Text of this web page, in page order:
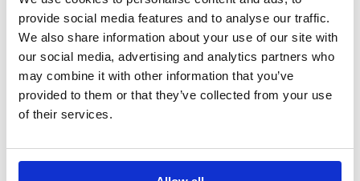
provide social media features and to analyse our traffic.
We also share information about your use of our site with
our social media, advertising and analytics partners who
may combine it with other information that you’ve
provided to them or that they’ve collected from your use
of their services.
Spridningsvinkel (°)
15/ 24 / 40 / 60
Lins
Glas / Honeycomb
Livslängd 100000
Ta25°
Livslängd 50000
Ta25°
L90
Styrning
220-240